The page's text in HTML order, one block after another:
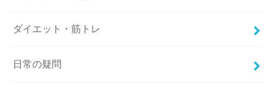
ダイエット・筋トレ
日常の疑問